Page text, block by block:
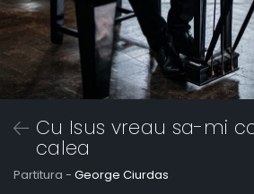
Cu Isus vreau sa-mi
calea
Partitura - George Ciurdas